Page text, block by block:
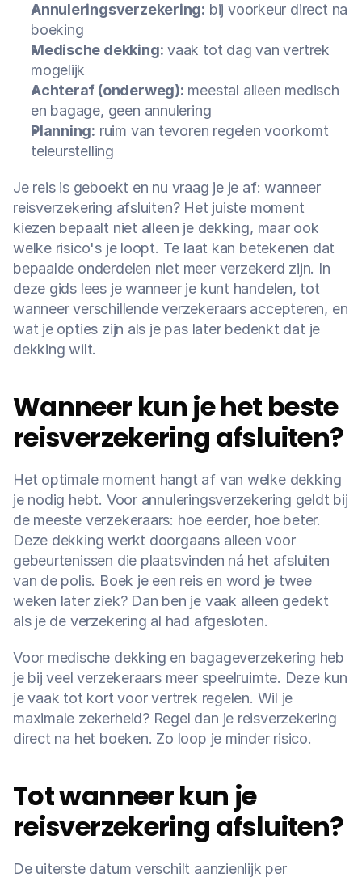
Annuleringsverzekering: bij voorkeur direct na
boeking
Medische dekking: vaak tot dag van vertrek
mogelijk
Achteraf (onderweg): meestal alleen medisch
en bagage, geen annulering
Planning: ruim van tevoren regelen voorkomt
teleurstelling
Je reis is geboekt en nu vraag je je af: wanneer
reisverzekering afsluiten? Het juiste moment
kiezen bepaalt niet alleen je dekking, maar ook
welke risico's je loopt. Te laat kan betekenen dat
bepaalde onderdelen niet meer verzekerd zijn. In
deze gids lees je wanneer je kunt handelen, tot
wanneer verschillende verzekeraars accepteren, en
wat je opties zijn als je pas later bedenkt dat je
dekking wilt.
Wanneer kun je het beste
reisverzekering afsluiten?
Het optimale moment hangt af van welke dekking
je nodig hebt. Voor annuleringsverzekering geldt bij
de meeste verzekeraars: hoe eerder, hoe beter.
Deze dekking werkt doorgaans alleen voor
gebeurtenissen die plaatsvinden ná het afsluiten
van de polis. Boek je een reis en word je twee
weken later ziek? Dan ben je vaak alleen gedekt
als je de verzekering al had afgesloten.
Voor medische dekking en bagageverzekering heb
je bij veel verzekeraars meer speelruimte. Deze kun
je vaak tot kort voor vertrek regelen. Wil je
maximale zekerheid? Regel dan je reisverzekering
direct na het boeken. Zo loop je minder risico.
Tot wanneer kun je
reisverzekering afsluiten?
De uiterste datum verschilt aanzienlijk per